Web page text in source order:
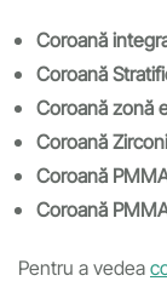
Coroană
Coroană
Coroană zonă
Coroană
Coroană
Coroană
Pentru a vedea